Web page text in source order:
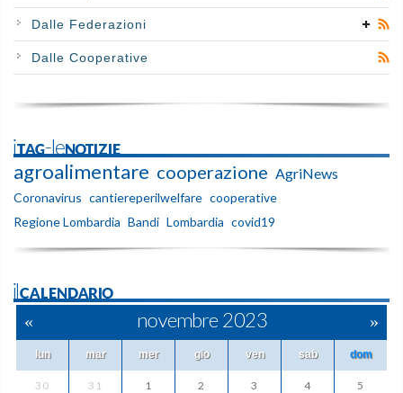
Dalle Federazioni
Dalle Cooperative
iTAG-leNOTIZIE
agroalimentare cooperazione AgriNews
Coronavirus cantiereperilwelfare cooperative
Regione Lombardia Bandi Lombardia covid19
ilCALENDARIO
« novembre 2023 »
lun mar mer gio ven sab dom
30 31 1 2 3 4 5